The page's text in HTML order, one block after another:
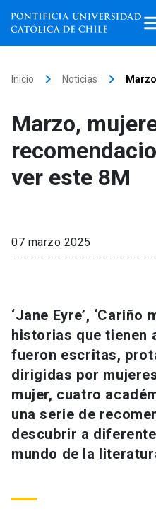
Facultades, escuelas e
institutos
Investigación
Extensión
Universidad
Información para
Futuros estudiantes
Estudiantes
Personal
Go to english site
ACCESOS DIRECTOS
Admisión launch
Inicio keyboard_arrow_right Noticias keyboard_arrow_right
Marzo,
ver este 8M
07 marzo 2025
‘Jane Eyre’, ‘Cariño
historias que tienen
fueron escritas,
dirigidas por
mujer, cuatro
una serie de
descubrir a
mundo de la